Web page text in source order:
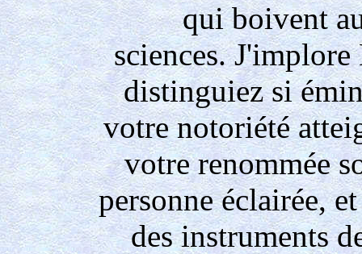
qui boivent
sciences.
distinguiez si
votre notoriété
votre renommée
personne éclairée,
des instruments